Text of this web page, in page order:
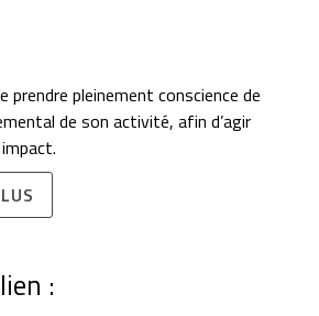
prendre pleinement conscience de
de son activité, afin d’agir
: